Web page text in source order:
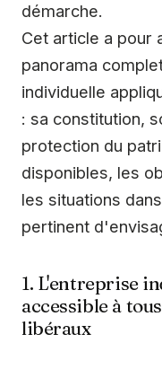
démarche.
Cet article a pour
panorama
individuelle
: sa constitution,
protection du
disponibles, les
les situations
pertinent
1. L'entreprise
accessible à
libéraux